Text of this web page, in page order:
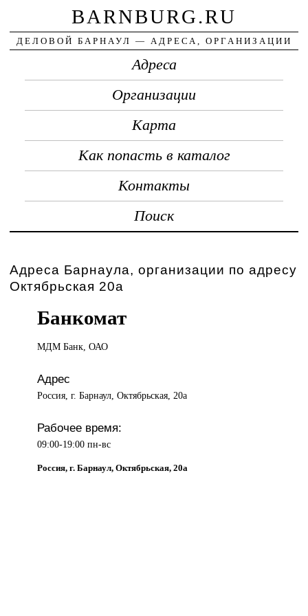
BARNBURG.RU
ДЕЛОВОЙ БАРНАУЛ — АДРЕСА, ОРГАНИЗАЦИИ
Адреса
Организации
Карта
Как попасть в каталог
Контакты
Поиск
Адреса Барнаула, организации по адресу
Октябрьская 20а
Банкомат
МДМ Банк,ОАО
Адрес
Россия, г. Барнаул, Октябрьская, 20а
Рабочее время:
09:00-19:00 пн-вс
Россия, г. Барнаул, Октябрьская, 20а